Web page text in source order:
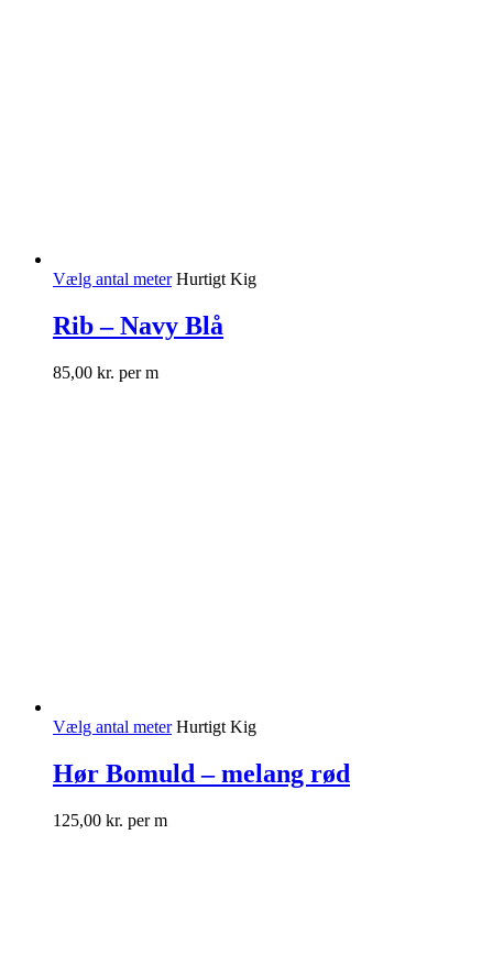
Vælg antal meter Hurtigt Kig
Rib – Navy Blå
85,00 kr. per m
Vælg antal meter Hurtigt Kig
Hør Bomuld – melang rød
125,00 kr. per m